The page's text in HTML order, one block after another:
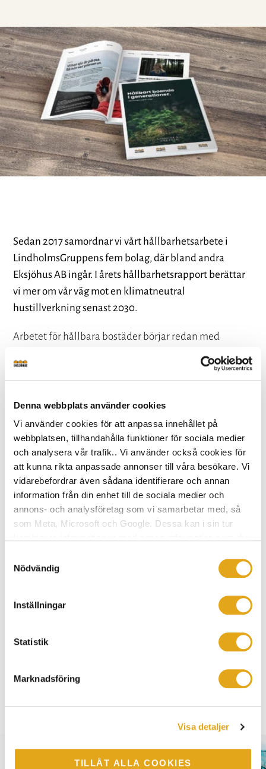
Denna webbplats använder cookies
Vi använder cookies för att anpassa innehållet på
webbplatsen, tillhandahålla funktioner för sociala medier
och analysera vår trafik.. Vi använder också cookies för
att kunna rikta anpassade annonser till våra besökare. Vi
vidarebefordrar även sådana identifierare och annan
information från din enhet till de sociala medier och
annons- och analysföretag som vi samarbetar med, så
som Meta, Microsoft och Google. Dessa kan i sin tur
använt deras tjänster.
Nödvändig
Inställningar
Statistik
Marknadsföring
Visa detaljer
TILLÅT ALLA COOKIES
Sedan 2017 samordnar vi vårt hållbarhetsarbete i
LindholmsGruppens fem bolag, där bland andra
Eksjöhus AB ingår. I årets hållbarhetsrapport berättar
vi mer om vår väg mot en klimatneutral
hustillverkning senast 2030.
Arbetet för hållbara bostäder börjar redan med
kan LindholmsGruppen säkerställa en hållbar och
bostad. I LindholmsGruppens fem bolag ryms därför
både skogsförvaltning, sågverk och husfabriker.
I vår hållbarhetsrapport för 2022 kan du läsa om vår
resa mot en klimatneutral tillverkning och om arbetet
för en arbetsplats som är i framkant när det gäller
jämlikhet och hållbar tillväxt.
Läs LindholmsGruppens hållbarhetsrapport 2022
Det här är LindholmsGruppen – läs mer om hur vi tar
Fler nyheter